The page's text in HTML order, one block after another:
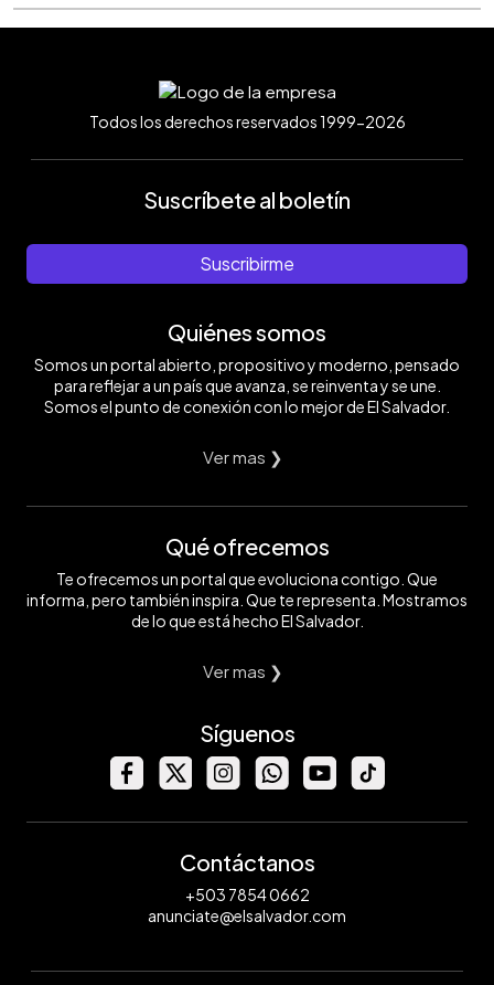
Todos los derechos reservados 1999-2026
Suscríbete al boletín
Suscribirme
Quiénes somos
Somos un portal abierto, propositivo y moderno, pensado
para reflejar a un país que avanza, se reinventa y se une.
Somos el punto de conexión con lo mejor de El Salvador.
Ver mas ❯
Qué ofrecemos
Te ofrecemos un portal que evoluciona contigo. Que
informa, pero también inspira. Que te representa. Mostramos
de lo que está hecho El Salvador.
Ver mas ❯
Síguenos
Contáctanos
+503 7854 0662
anunciate@elsalvador.com